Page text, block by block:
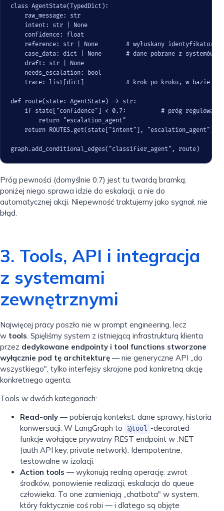
class AgentState(TypedDict):
    raw_message: str
    intent: str | None
    confidence: float
reference: str | None        # wyłuskany identyfikator
case_data: dict | None       # dane pobrane z systemów
    draft: str | None
    needs_escalation: bool
trace: list[dict]            # krok-po-kroku, w bazie
def route(state: AgentState) -> str:
if state["confidence"] < 0.7:          # próg regulowany
        return "escalation_agent"
    return ROUTES.get(state["intent"], "escalation_agent")
graph.add_conditional_edges("classifier_agent", route)
Próg pewności (domyślnie 0.7) jest tu twardą bramką:
poniżej niego sprawa idzie do eskalacji, a nie do
automatycznej akcji. Niepewność traktujemy jako sygnał, nie
błąd.
3. Tools, API i integracja
z systemami
zewnętrznymi
Najwięcej pracy poszło nie w prompt engineering, lecz
w tools. Spięliśmy system z istniejącą infrastrukturą klienta
przez dedykowane endpointy i tool functions stworzone
wyłącznie pod tę architekturę — nie generyczne API „do
wszystkiego", tylko interfejsy skrojone pod konkretną akcję
konkretnego agenta.
Tools w dwóch kategoriach:
Read-only — pobierają kontekst: dane sprawy, historia
konwersacji. W LangGraph to
@tool -decorated
funkcje wołające prywatny REST endpoint w .NET
(auth API key, private network). Idempotentne,
testowalne w izolacji.
Action tools — wykonują realną operację: zwrot
środków, ponowienie realizacji, eskalacja do queue
człowieka. To one zamieniają „chatbota" w system,
który faktycznie coś robi — i dlatego są objęte